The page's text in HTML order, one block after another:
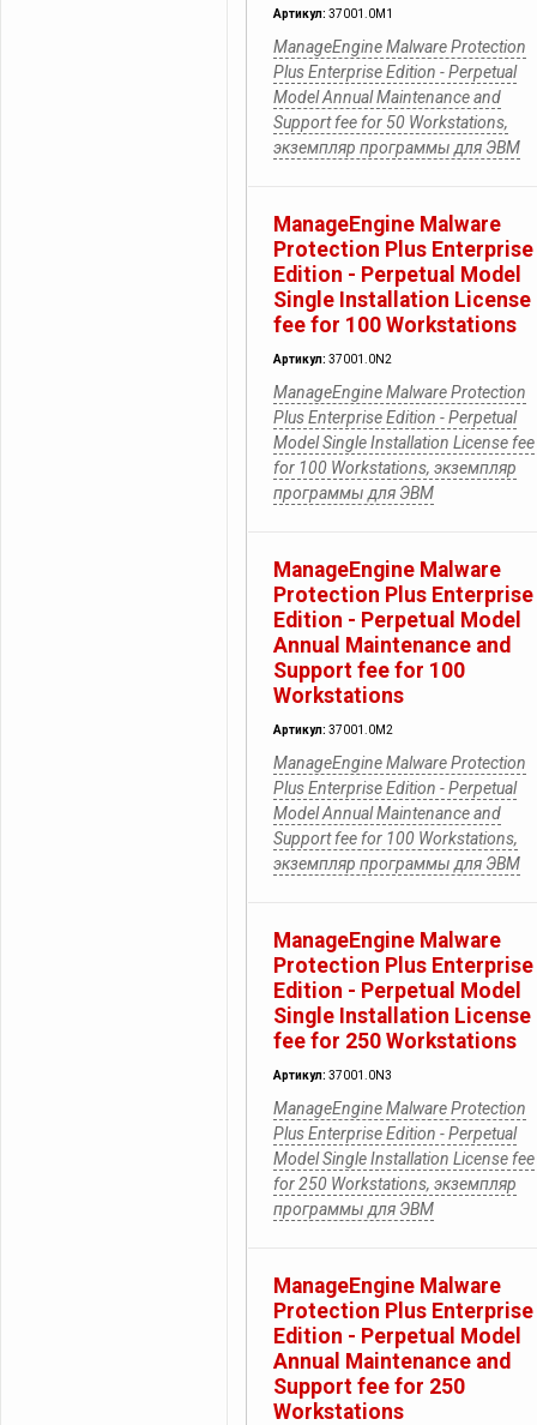
Артикул: 37001.0M1
ManageEngine Malware Protection
Plus Enterprise Edition - Perpetual
Model Annual Maintenance and
Support fee for 50 Workstations,
экземпляр программы для ЭВМ
ManageEngine Malware
Protection Plus Enterprise
Edition - Perpetual Model
Single Installation License
fee for 100 Workstations
Артикул: 37001.0N2
ManageEngine Malware Protection
Plus Enterprise Edition - Perpetual
Model Single Installation License fee
for 100 Workstations, экземпляр
программы для ЭВМ
ManageEngine Malware
Protection Plus Enterprise
Edition - Perpetual Model
Annual Maintenance and
Support fee for 100
Workstations
Артикул: 37001.0M2
ManageEngine Malware Protection
Plus Enterprise Edition - Perpetual
Model Annual Maintenance and
Support fee for 100 Workstations,
экземпляр программы для ЭВМ
ManageEngine Malware
Protection Plus Enterprise
Edition - Perpetual Model
Single Installation License
fee for 250 Workstations
Артикул: 37001.0N3
ManageEngine Malware Protection
Plus Enterprise Edition - Perpetual
Model Single Installation License fee
for 250 Workstations, экземпляр
программы для ЭВМ
ManageEngine Malware
Protection Plus Enterprise
Edition - Perpetual Model
Annual Maintenance and
Support fee for 250
Workstations